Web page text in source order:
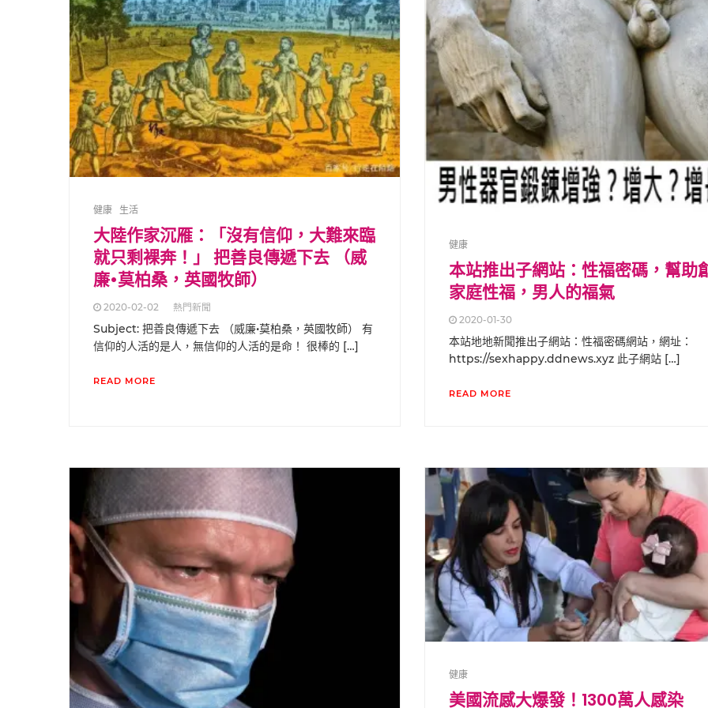
健康 生活
大陸作家沉雁：「沒有信仰，大難來臨
就只剩裸奔！」 把善良傳遞下去 （威
廉•莫柏桑，英國牧師）
2020-02-02 熱門新聞
Subject: 把善良傳遞下去 （威廉•莫柏桑，英國牧師） 有
信仰的人活的是人，無信仰的人活的是命！ 很棒的 […]
READ MORE
健康
本站推出子網站：性福密碼，幫助
家庭性福，男人的福氣
2020-01-30
本站地地新聞推出子網站：性福密碼網站，網址：
https://sexhappy.ddnews.xyz 此子網站 […]
READ MORE
健康
美國流感大爆發！1300萬人感染